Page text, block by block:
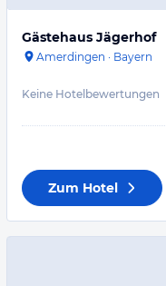
Gästehaus Jägerhof
Amerdingen · Bayern
Keine Hotelbewertungen
Zum Hotel